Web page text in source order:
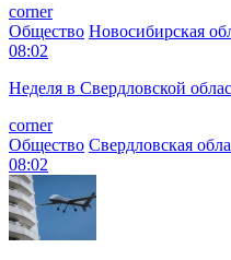
corner
Общество Новосибирская
08:02
Неделя в Свердловской
corner
Общество Свердловская
08:02